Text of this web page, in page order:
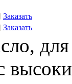
Заказать
Заказать